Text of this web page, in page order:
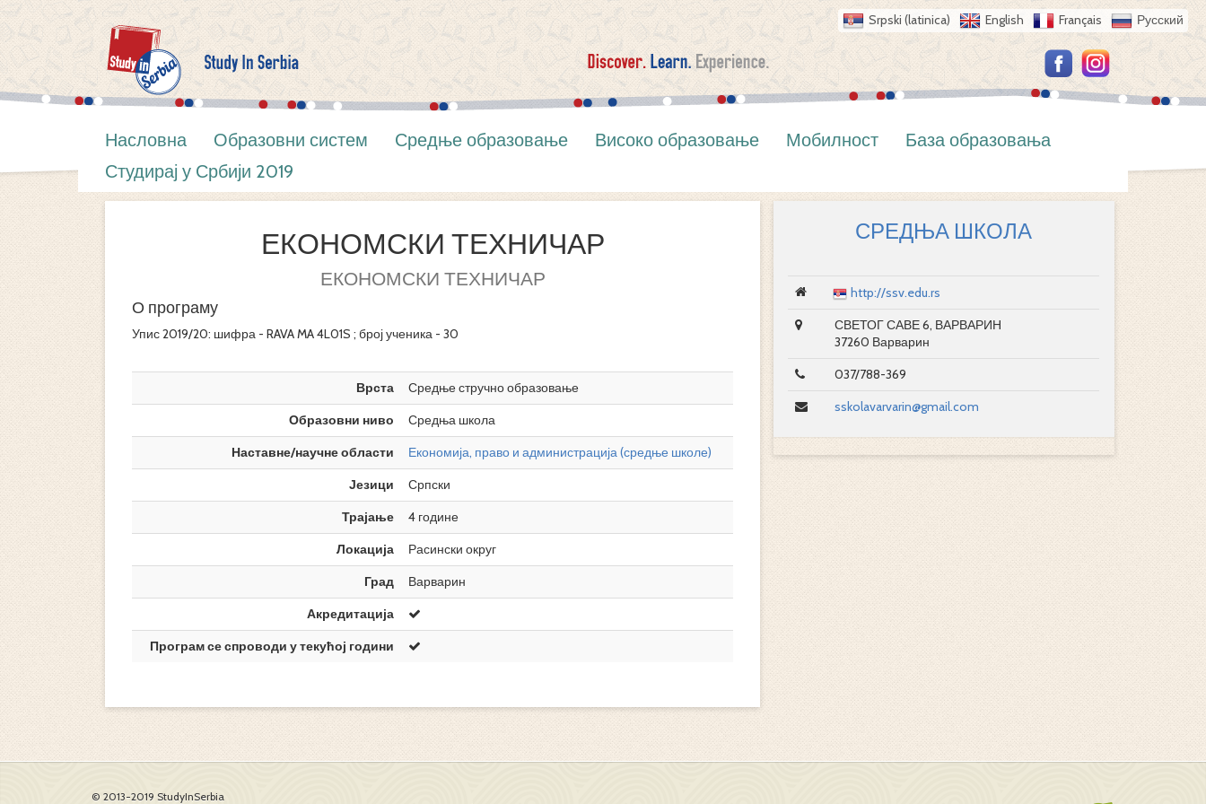
Srpski (latinica) English Français Русский
Насловна Образовни систем Средње образовање Високо образовање Мобилност
База образовања
Студирај у Србији 2019
ЕКОНОМСКИ ТЕХНИЧАР
ЕКОНОМСКИ ТЕХНИЧАР
О програму
Упис 2019/20: шифра - RAVA MA 4L01S ; број ученика - 30
Врста
Средње стручно образовање
Образовни ниво
Средња школа
Наставне/научне области
Економија, право и администрација (средње школе)
Језици
Српски
Трајање
4 године
Локација
Расински округ
Град
Варварин
Акредитација
Програм се спроводи у текућој години
СРЕДЊА ШКОЛА
http://ssv.edu.rs
СВЕТОГ САВЕ 6, ВАРВАРИН
37260 Варварин
037/788-369
sskolavarvarin@gmail.com
© 2013-2019 StudyInSerbia